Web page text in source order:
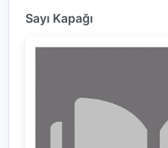
Sayı Kapağı